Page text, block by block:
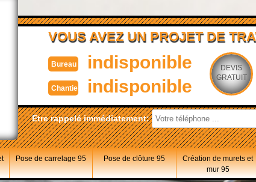
VOUS AVEZ UN PROJET DE
Bureau indisponible
Chantier indisponible
DEVIS
GRATUIT
Etre rappelé immédiatement:
Pose de carrelage 95 Pose de clôture 95
Création de murets et
mur 95